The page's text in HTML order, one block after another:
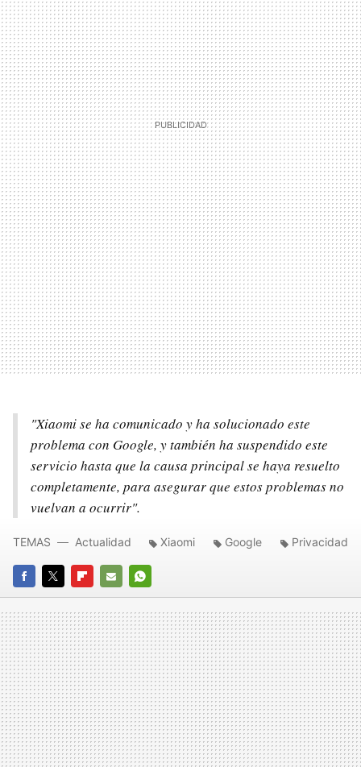
"Xiaomi se ha comunicado y ha solucionado este
problema con Google, y también ha suspendido este
servicio hasta que la causa principal se haya resuelto
completamente, para asegurar que estos problemas no
vuelvan a ocurrir".
FACEBOOK
TWITTERFLIPBOARD
E-
MAIL
WHATSAPP
TEMAS Actualidad Xiaomi Google Privacidad